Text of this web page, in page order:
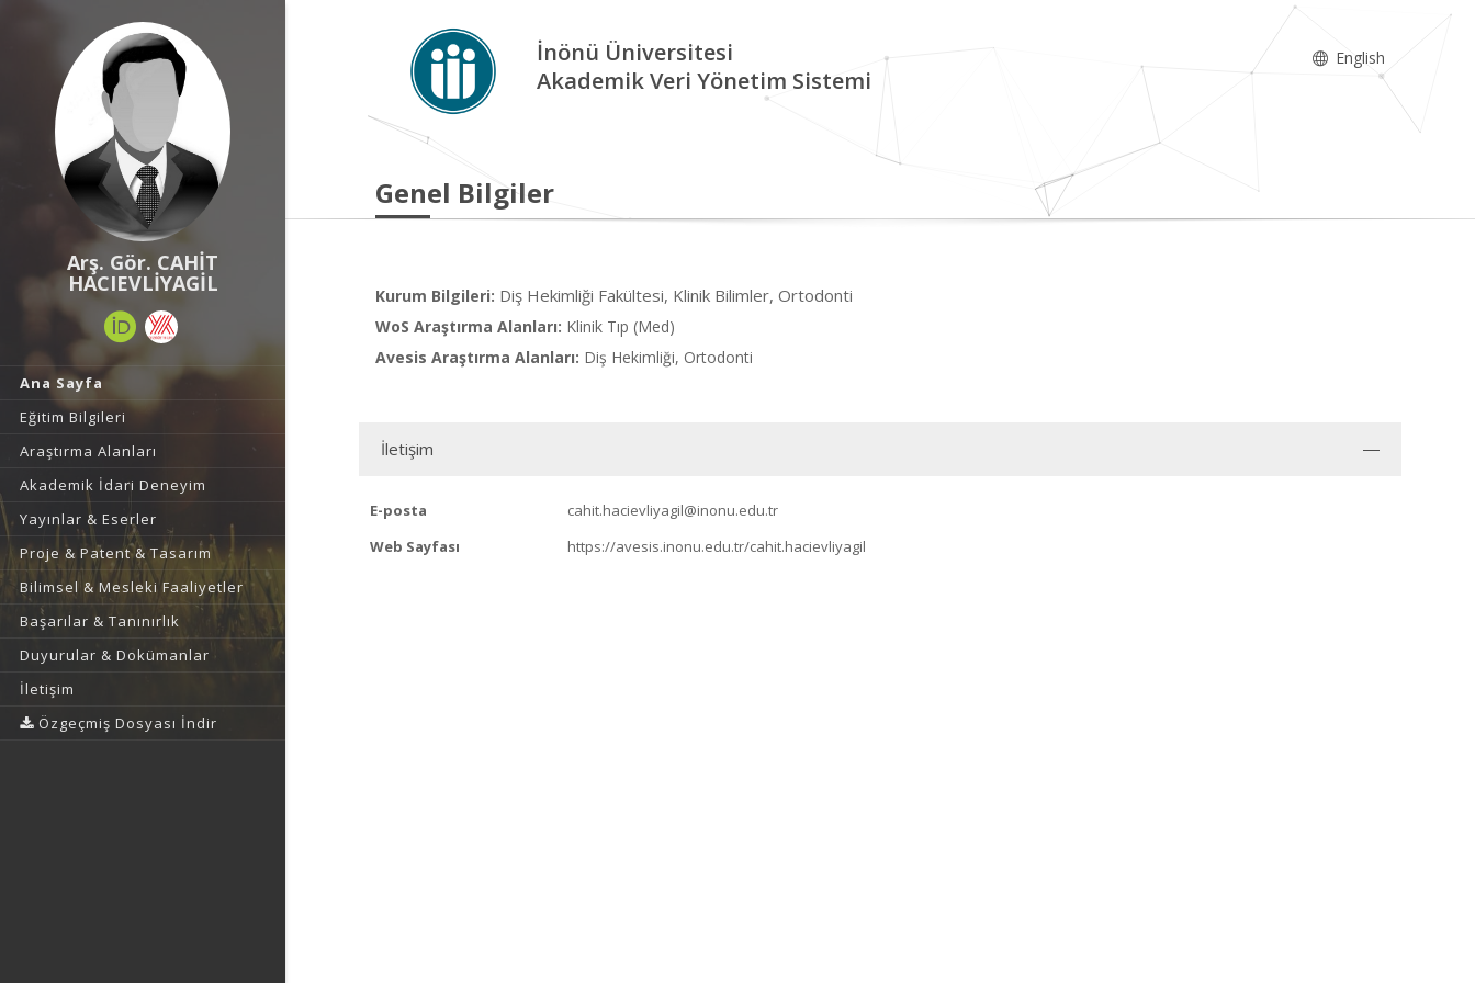
Arş. Gör. CAHİT
HACIEVLİYAGİL
Ana Sayfa
Eğitim Bilgileri
Araştırma Alanları
Akademik İdari Deneyim
Yayınlar & Eserler
Proje & Patent & Tasarım
Bilimsel & Mesleki Faaliyetler
Başarılar & Tanınırlık
Duyurular & Dokümanlar
İletişim
Özgeçmiş Dosyası İndir
İnönü Üniversitesi
Akademik Veri Yönetim Sistemi
English
Genel Bilgiler
Kurum Bilgileri: Diş Hekimliği Fakültesi, Klinik Bilimler, Ortodonti
WoS Araştırma Alanları: Klinik Tıp (Med)
Avesis Araştırma Alanları: Diş Hekimliği, Ortodonti
İletişim
E-posta
cahit.hacievliyagil@inonu.edu.tr
Web Sayfası
https://avesis.inonu.edu.tr/cahit.hacievliyagil